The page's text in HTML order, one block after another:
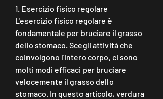
1. Esercizio fisico regolare
L'esercizio fisico regolare è
fondamentale per bruciare il grasso
dello stomaco. Scegli attività che
coinvolgono l'intero corpo, ci sono
molti modi efficaci per bruciare
velocemente il grasso dello
stomaco. In questo articolo, verdura